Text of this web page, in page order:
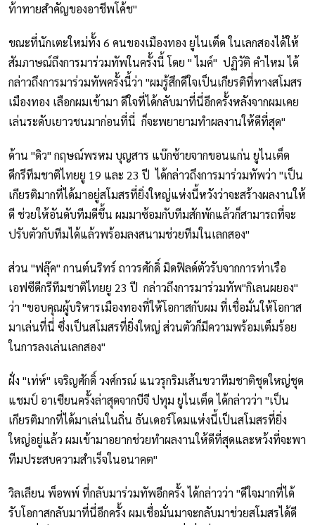
ท้าทายสำคัญของอาชีพโค้ช"
ขณะที่นักเตะใหม่ทั้ง 6 คนของเมืองทอง ยูไนเต็ด ในเลกสองได้ให้
สัมภาษณ์ถึงการมาร่วมทัพในครั้งนี้ โดย " ไมค์" ปฏิวัติ คำไหม ได้
กล่าวถึงการมาร่วมทัพครั้งนี้ว่า "ผมรู้สึกดีใจเป็นเกียรติที่ทางสโมสร
เมืองทอง เลือกผมเข้ามา ดีใจที่ได้กลับมาที่นี่อีกครั้งหลังจากผมเคย
เล่นระดับเยาวชนมาก่อนที่นี่ ก็จะพยายามทำผลงานให้ดีที่สุด"
ด้าน "ดิว" กฤษณ์พรหม บุญสาร แบ๊กซ้ายจากขอนแก่น ยูไนเต็ด
ดีกรีทีมชาติไทยยู 19 และ 23 ปี ได้กล่าวถึงการมาร่วมทัพว่า "เป็น
เกียรติมากที่ได้มาอยู่สโมสรที่ยิ่งใหญ่แห่งนี้หวังว่าจะสร้างผลงานให้
ดี ช่วยให้อันดับทีมดีขึ้น ผมมาซ้อมกับทีมสักพักแล้วก็สามารถที่จะ
ปรับตัวกับทีมได้แล้วพร้อมลงสนามช่วยทีมในเลกสอง"
ส่วน "ฟลุ๊ค" กานต์นริทร์ ถาวรศักดิ์ มิดฟิลด์ตัวรับจากการท่าเรือ
เอฟซีดีกรีทีมชาติไทยยู 23 ปี กล่าวถึงการมาร่วมทัพ"กิเลนผยอง"
ว่า "ขอบคุณผู้บริหารเมืองทองที่ให้โอกาสกับผม ที่เชื่อมั่นให้โอกาส
มาเล่นที่นี่ ซึ่งเป็นสโมสรที่ยิ่งใหญ่ ส่วนตัวก็มีความพร้อมเต็มร้อย
ในการลงเล่นเลกสอง"
ฝั่ง "เท่ห์" เจริญศักดิ์ วงศ์กรณ์ แนวรุกริมเส้นขวาทีมชาติชุดใหญ่ชุด
แชมป์ อาเซียนครั้งล่าสุดจากบีจี ปทุม ยูไนเต็ด ได้กล่าวว่า "เป็น
เกียรติมากที่ได้มาเล่นในถิ่น ธันเดอร์โดมแห่งนี้เป็นสโมสรที่ยิ่ง
ใหญ่อยู่แล้ว ผมเข้ามาอยากช่วยทำผลงานให้ดีที่สุดและหว้งที่จะพา
ทีมประสบความสำเร็จในอนาคต"
วิลเลียน พ็อพพ์ ที่กลับมาร่วมทัพอีกครั้ง ได้กล่าวว่า "ดีใจมากที่ได้
รับโอกาสกลับมาที่นี่อีกครั้ง ผมเชื่อมั่นมาจะกลับมาช่วยสโมสรได้ดี